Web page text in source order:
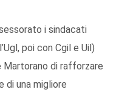
i sindacati
poi con Cgil e Uil)
Martorano di rafforzare
di una migliore